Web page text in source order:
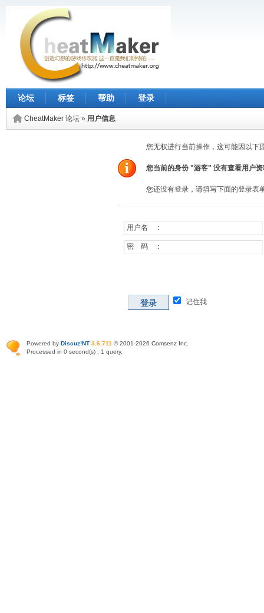
论坛 标签 帮助 登录
CheatMaker 论坛 » 用户信息
您无权进行当前操作，这可能因以下
您当前的身份 "游客" 没有查看用户
您还没有登录，请填写下面的登录表
用户名 ：
密 码 ：
登录 记住我
Powered by Discuz!NT 3.6.711 © 2001-2026 Comsenz Inc
Processed in 0 second(s) , 1 query.